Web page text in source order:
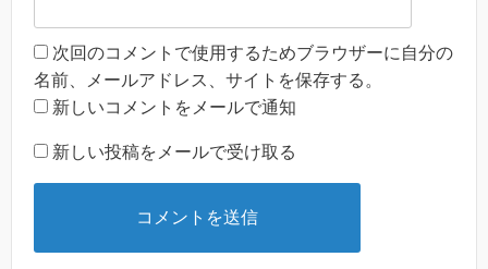
次回のコメントで使用するためブラウザーに自分の
名前、メールアドレス、サイトを保存する。
新しいコメントをメールで通知
新しい投稿をメールで受け取る